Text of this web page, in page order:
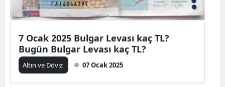
7 Ocak 2025 Bulgar Levası kaç TL?
Bugün Bulgar Levası kaç TL?
Altın ve Döviz 07 Ocak 2025